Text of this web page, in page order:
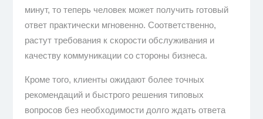
минут, то теперь человек может получить готовый
ответ практически мгновенно. Соответственно,
растут требования к скорости обслуживания и
качеству коммуникации со стороны бизнеса.
Кроме того, клиенты ожидают более точных
рекомендаций и быстрого решения типовых
вопросов без необходимости долго ждать ответа